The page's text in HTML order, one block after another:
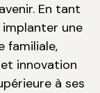
En tant
implanter une
familiale,
innovation
à ses